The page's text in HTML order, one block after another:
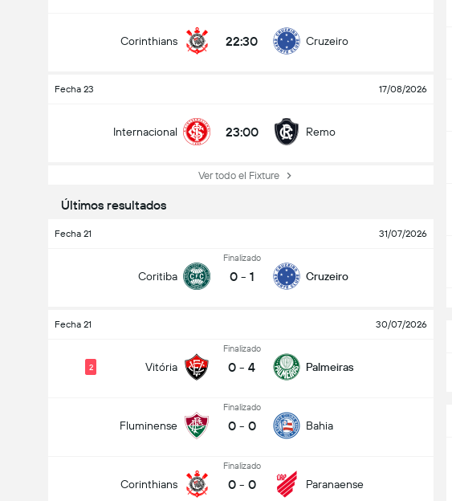
Corinthians 22:30 Cruzeiro
Fecha 23 17/08/2026
Internacional 23:00 Remo
Ver todo el Fixture
Últimos resultados
Fecha 21 31/07/2026
Coritiba
Finalizado
0 - 1 Cruzeiro
Fecha 21 30/07/2026
Vitória
2
Finalizado
0 - 4 Palmeiras
Fluminense
Finalizado
0 - 0 Bahia
Corinthians
Finalizado
0 - 0 Paranaense